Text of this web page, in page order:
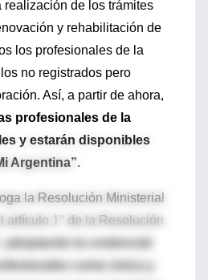
de los trámites
y rehabilitación de
los profesionales de la
no registrados pero
Así, a partir de ahora,
profesionales de la
y estarán disponibles
Argentina”.
la Resolución Ministerial
artículo 1° de la Resolución
adoptando la credencial
como única y